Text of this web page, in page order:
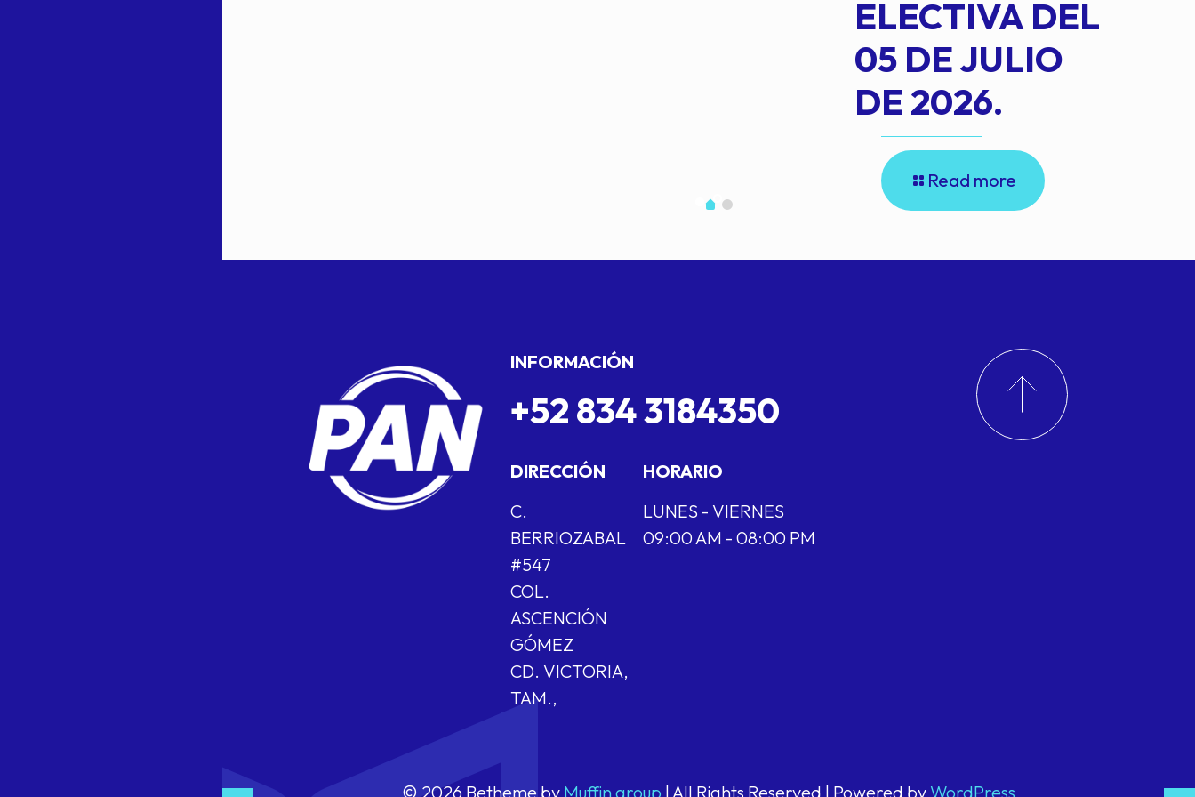
ELECTIVA DEL
05 DE JULIO
DE 2026.
Read more
INFORMACIÓN
+52 834 3184350
DIRECCIÓN
C.
BERRIOZABAL
#547
COL.
ASCENCIÓN
GÓMEZ
CD. VICTORIA,
TAM.,
HORARIO
LUNES - VIERNES
09:00 AM - 08:00 PM
© 2026 Betheme by Muffin group | All Rights Reserved | Powered by WordPress